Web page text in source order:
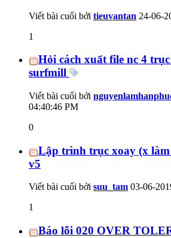
Viết bài cuối bởi tieuvantan 24-06-
1
Hỏi cách xuất file nc 4
surfmill
Viết bài cuối bởi
04:40:46 PM
0
Lập trình trục xoay (x
v5
Viết bài cuối bởi suu_tam 03-06-
1
Báo lỗi 020 OVER